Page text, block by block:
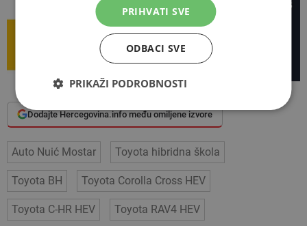
Dodajte Hercegovina.info među omiljene izvore
Auto Nuić Mostar Toyota hibridna škola
Toyota BH Toyota Corolla Cross HEV
Toyota C-HR HEV Toyota RAV4 HEV
PRIHVATI SVE
ODBACI SVE
PRIKAŽI PODROBNOSTI